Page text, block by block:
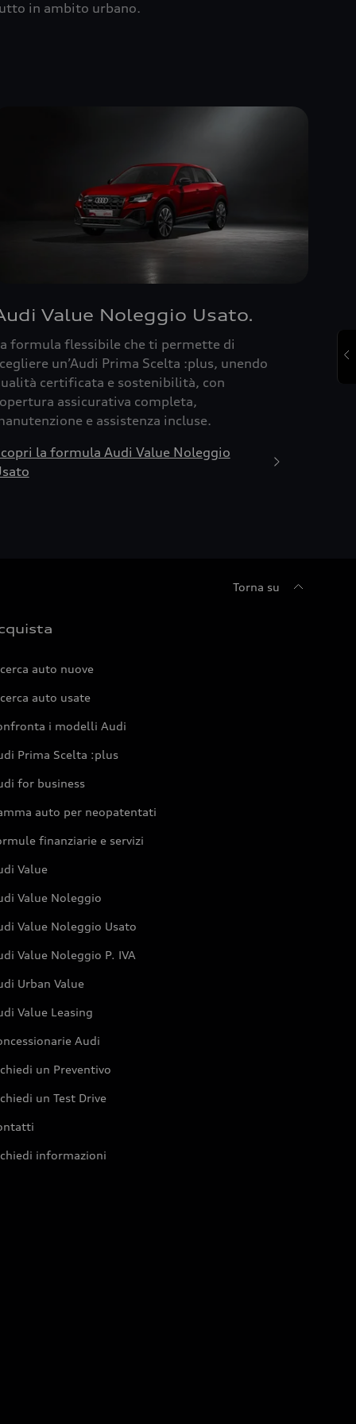
in ambito urbano.
Value Noleggio Usato.
formula flessibile che ti permette di
un’Audi Prima Scelta :plus, unendo
certificata e sostenibilità, con
assicurativa completa,
e assistenza incluse.
la formula Audi Value Noleggio
Torna su
auto nuove
auto usate
i modelli Audi
Prima Scelta :plus
for business
auto per neopatentati
finanziarie e servizi
Value
Value Noleggio
Value Noleggio Usato
Value Noleggio P. IVA
Urban Value
Value Leasing
Audi
un Preventivo
un Test Drive
informazioni